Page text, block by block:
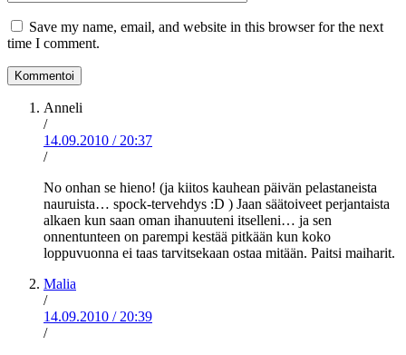
Save my name, email, and website in this browser for the next
time I comment.
Anneli
/
14.09.2010 / 20:37
/
No onhan se hieno! (ja kiitos kauhean päivän pelastaneista
nauruista… spock-tervehdys :D ) Jaan säätoiveet perjantaista
alkaen kun saan oman ihanuuteni itselleni… ja sen
onnentunteen on parempi kestää pitkään kun koko
loppuvuonna ei taas tarvitsekaan ostaa mitään. Paitsi maiharit.
Malia
/
14.09.2010 / 20:39
/